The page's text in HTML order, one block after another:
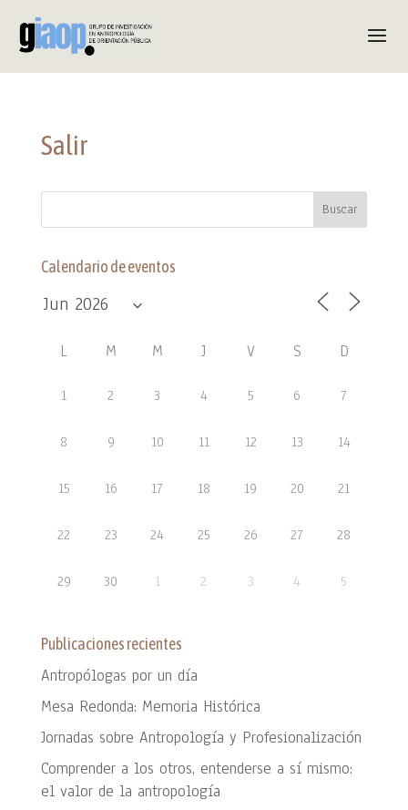
Salir
Calendario de eventos
L M M J V S D
1 2 3 4 5 6 7
8 9 10 11 12 13 14
15 16 17 18 19 20 21
22 23 24 25 26 27 28
29 30 1 2 3 4 5
Publicaciones recientes
Antropólogas por un día
Mesa Redonda: Memoria Histórica
Jornadas sobre Antropología y Profesionalización
Comprender a los otros, entenderse a sí mismo:
el valor de la antropología